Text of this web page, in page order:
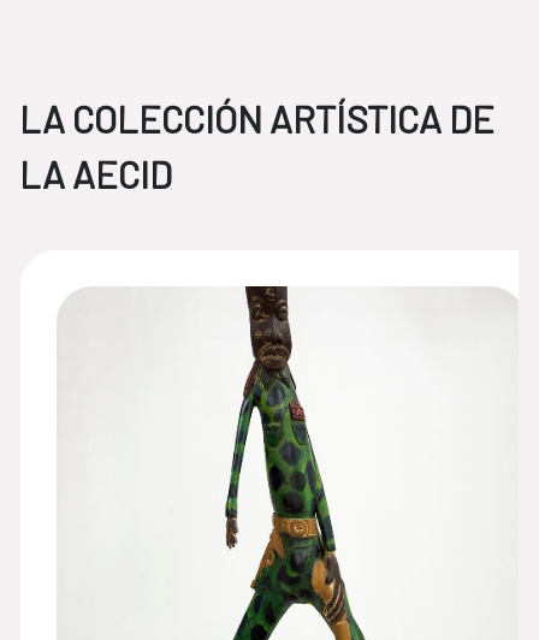
LA COLECCIÓN ARTÍSTICA DE
LA AECID